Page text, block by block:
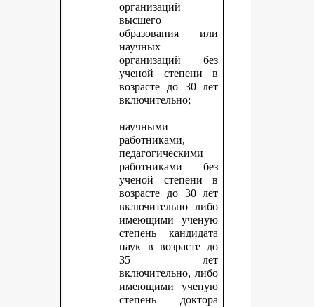
организаций
высшего
образования или
научных
организаций без
ученой степени в
возрасте до 30 лет
включительно;
научными
работниками,
педагогическими
работниками без
ученой степени в
возрасте до 30 лет
включительно либо
имеющими ученую
степень кандидата
наук в возрасте до
35 лет
включительно, либо
имеющими ученую
степень доктора